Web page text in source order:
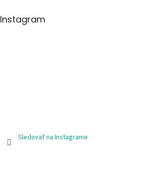
Instagram
Sledovať na Instagrame